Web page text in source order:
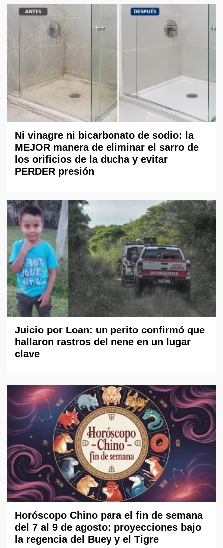
Ni vinagre ni bicarbonato de sodio: la
MEJOR manera de eliminar el sarro de
los orificios de la ducha y evitar
PERDER presión
Juicio por Loan: un perito confirmó que
hallaron rastros del nene en un lugar
clave
Horóscopo Chino para el fin de semana
del 7 al 9 de agosto: proyecciones bajo
la regencia del Buey y el Tigre